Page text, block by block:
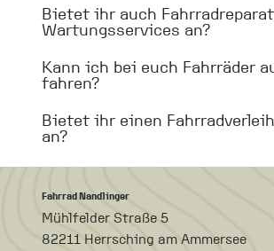
Bietet ihr auch
Wartungsservices an?
Kann ich bei euch Fahrräder
fahren?
Bietet ihr einen
an?
Fahrrad Nandlinger
Mühlfelder Straße 5
82211 Herrsching am Ammersee